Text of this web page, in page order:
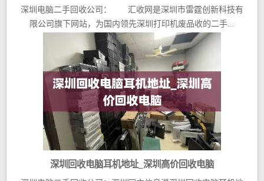
深圳电脑二手回收公司： 汇收网是深圳市雷霆创新科技有
限公司旗下网站，为国内领先深圳打印机废品收的二手...
深圳回收电脑耳机地址_深圳高价回收电脑